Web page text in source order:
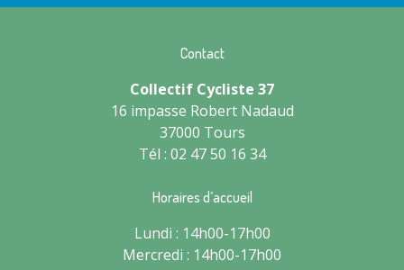
Contact
Collectif Cycliste 37
16 impasse Robert Nadaud
37000 Tours
Tél : 02 47 50 16 34
Horaires d’accueil
Lundi : 14h00-17h00
Mercredi : 14h00-17h00